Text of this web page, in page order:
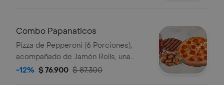
Combo Papanaticos
Pizza de Pepperoni (6 Porciones),
acompañado de Jamón Rolls, una
pizza de chocolate, y 2 Coca Cola
-12% $ 76.900 $ 87.300